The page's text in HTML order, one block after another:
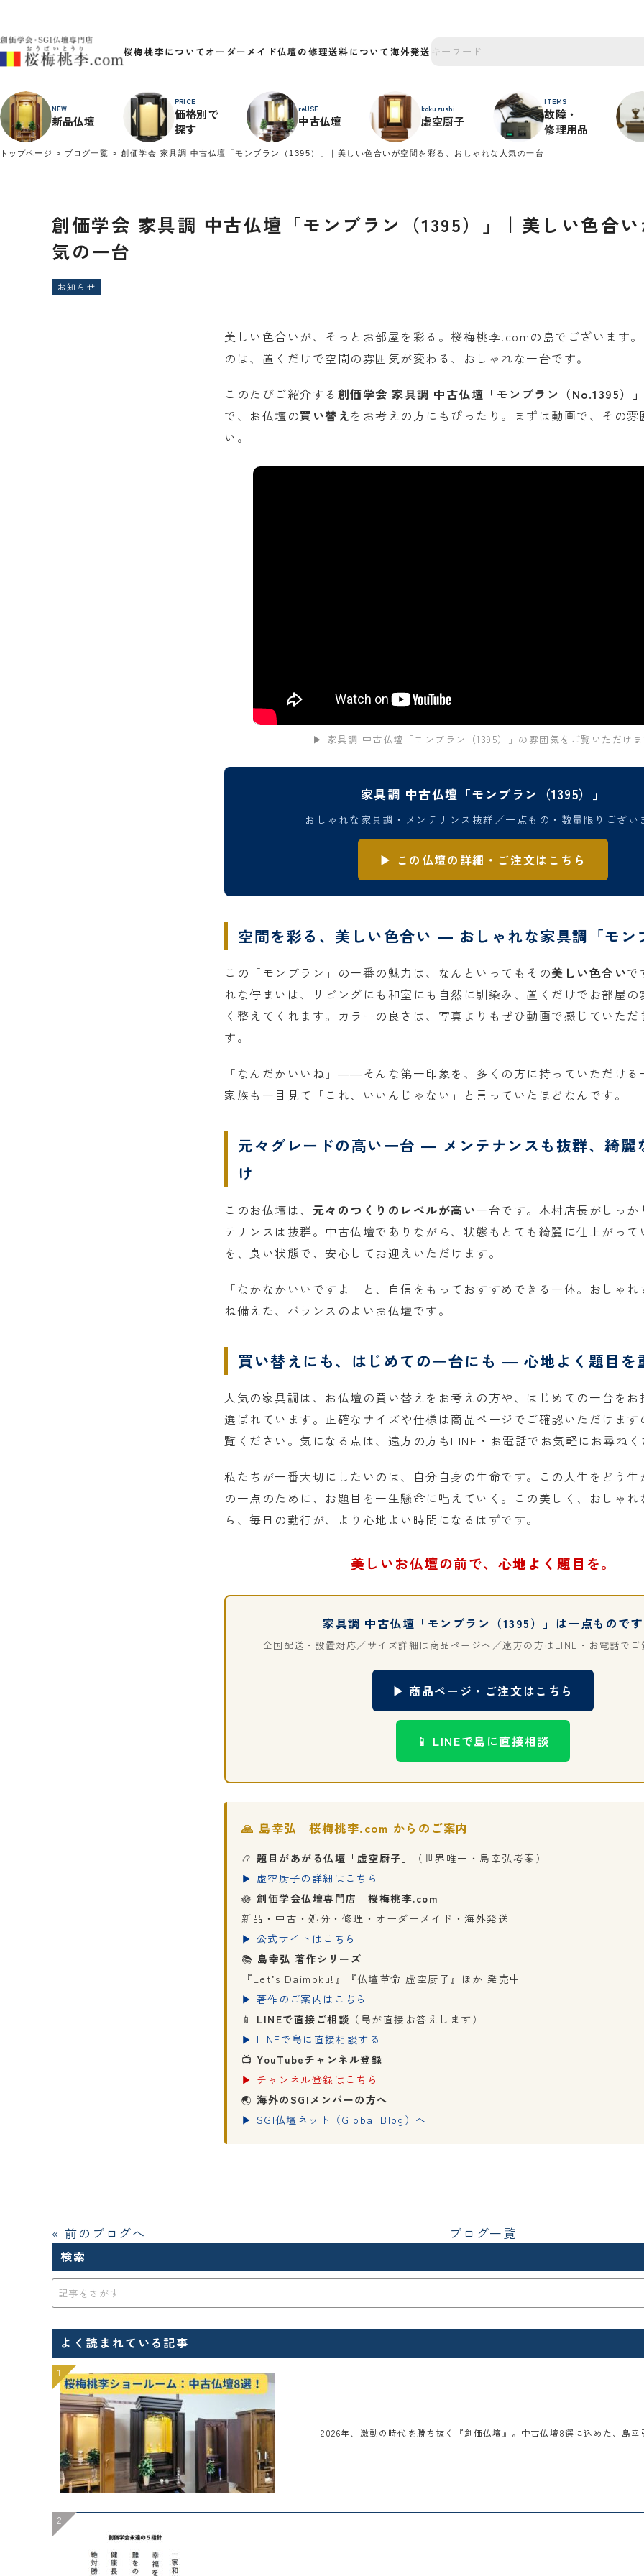
桜梅桃李について オーダーメイド仏壇の修理送料について 海外発送
NEW
新品仏壇
PRICE
価格別で
探す
reUSE
中古仏壇
kokuzushi
虚空厨子
ITEMS
故障・
修理用品
トップページ ブログ一覧 創価学会 家具調 中古仏壇「モンブラン（1395）」｜美しい色合いが空間を彩る、おしゃれな人気の一台
創価学会 家具調 中古仏壇「モンブラン（1395）」｜美しい色合
気の一台
お知らせ
美しい色合いが、そっとお部屋を彩る。桜梅桃李.comの島でございます
のは、置くだけで空間の雰囲気が変わる、おしゃれな一台です。
このたびご紹介する 創価学会 家具調 中古仏壇「モンブラン（No.1395）」
で、お仏壇の買い替えをお考えの方にもぴったり。まずは動画で、その雰
い。
▶ 家具調 中古仏壇「モンブラン（1395）」の雰囲気をご覧いただけま
家具調 中古仏壇「モンブラン（1395）」
おしゃれな家具調・メンテナンス抜群／一点もの・数量限りござい
▶ この仏壇の詳細・ご注文はこちら
空間を彩る、美しい色合い ― おしゃれな家具調「モン
この「モンブラン」の一番の魅力は、なんといってもその美しい色合いで
れな佇まいは、リビングにも和室にも自然に馴染み、置くだけでお部屋の
く整えてくれます。カラーの良さは、写真よりもぜひ動画で感じていただ
す。
「なんだかいいね」――そんな第一印象を、多くの方に持っていただける
家族も一目見て「これ、いいんじゃない」と言っていたほどなんです。
元々グレードの高い一台 ― メンテナンスも抜群、綺麗
け
このお仏壇は、 元々のつくりのレベルが高い一台です。木村店長がしっか
テナンスは抜群。中古仏壇でありながら、状態もとても綺麗に仕上がって
を、良い状態で、安心してお迎えいただけます。
「なかなかいいですよ」と、自信をもっておすすめできる一体。おしゃ
ね備えた、バランスのよいお仏壇です。
買い替えにも、はじめての一台にも ― 心地よく題目を
人気の家具調は、お仏壇の買い替えをお考えの方や、はじめての一台をお
選ばれています。正確なサイズや仕様は商品ページでご確認いただけます
覧ください。気になる点は、遠方の方もLINE・お電話でお気軽にお尋ねく
私たちが一番大切にしたいのは、自分自身の生命です。この人生をどう
の一点のために、お題目を一生懸命に唱えていく。この美しく、おしゃれ
ら、毎日の勤行が、より心地よい時間になるはずです。
美しいお仏壇の前で、心地よく題目を。
家具調 中古仏壇「モンブラン（1395）」は一点ものです
全国配送・設置対応／サイズ詳細は商品ページへ／遠方の方はLINE・お電話でご
▶ 商品ページ・ご注文はこちら
📱 LINEで島に直接相談
🙏 島幸弘｜桜梅桃李.com からのご案内
📿 題目があがる仏壇「虚空厨子」
（世界唯一・島幸弘考案）
▶ 虚空厨子の詳細はこちら
🪷 創価学会仏壇専門店 桜梅桃李.com
新品・中古・処分・修理・オーダーメイド・海外発送
▶ 公式サイトはこちら
📚 島幸弘 著作シリーズ
『Let’s Daimoku!』『仏壇革命 虚空厨子』ほか 発売中
▶ 著作のご案内はこちら
📱 LINEで直接ご相談 （島が直接お答えします）
▶ LINEで島に直接相談する
📺 YouTubeチャンネル登録
▶ チャンネル登録はこちら
🌏 海外のSGIメンバーの方へ
▶ SGI仏壇ネット（Global Blog）へ
« 前のブログへ ブログ一覧
検索
よく読まれている記事
2026年、激動の時代を勝ち抜く『創価仏壇』。中古仏壇8選に込めた、島幸